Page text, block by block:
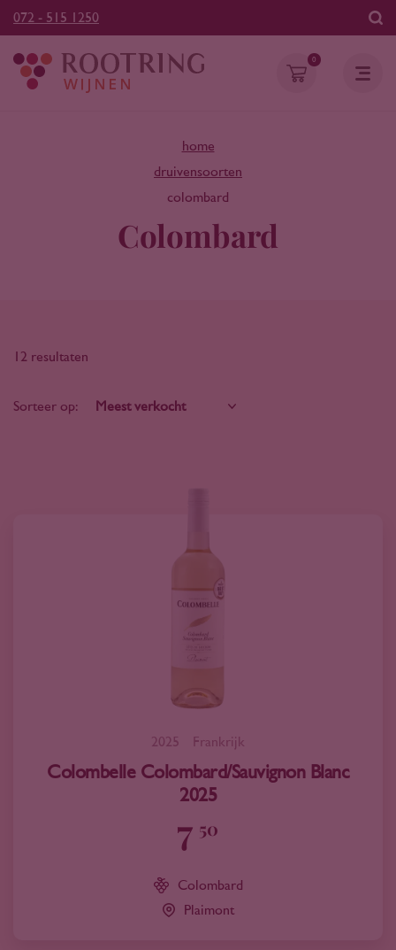
072 - 515 1250
0
home
druivensoorten
colombard
Colombard
12 resultaten
Sorteer op:
2025 Frankrijk
Colombelle Colombard/Sauvignon Blanc
2025
7 50
Colombard
Plaimont